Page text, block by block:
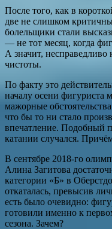
После того, как в
две не слишком
болельщики стали
— не тот месяц, когда
А значит, несправедливо
чистоты.
По факту это
началу осени фигуриста
мажорные
что бы то ни стало
впечатление. Подобный
катании случался.
В сентябре 2018-го
Алина Загитова
категории «Б» в
откаталась, превысив
есть было очевидно:
готовили именно к
сезона. Зачем?